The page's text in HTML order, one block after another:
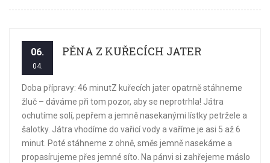
06.
04.
PĚNA Z KUŘECÍCH JATER
Doba přípravy: 46 minutZ kuřecích jater opatrně stáhneme
žluč – dáváme při tom pozor, aby se neprotrhla! Játra
ochutíme solí, pepřem a jemně nasekanými lístky petržele a
šalotky. Játra vhodíme do vařicí vody a vaříme je asi 5 až 6
minut. Poté stáhneme z ohně, směs jemně nasekáme a
propasírujeme přes jemné síto. Na pánvi si zahřejeme máslo